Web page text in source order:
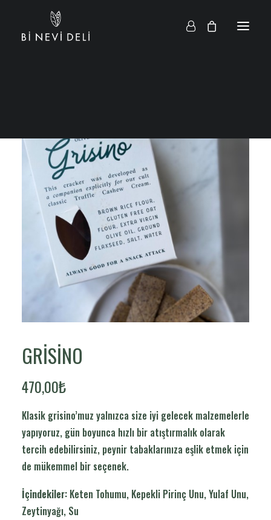
GRISINO
470,00₺
Klasik grisino’muz yalnızca size iyi gelecek malzemelerle
yapıyoruz, gün boyunca hızlı bir atıştırmalık olarak
tercih edebilirsiniz, peynir tabaklarınıza eşlik etmek için
de mükemmel bir seçenek.
İçindekiler: Keten Tohumu, Kepekli Pirinç Unu, Yulaf Unu,
Zeytinyağı, Su